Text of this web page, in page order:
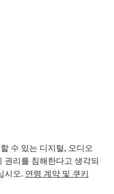
수 있는 디지털, 오디오
권리를 침해한다고 생각되
시오. 연령 계약 및 쿠키